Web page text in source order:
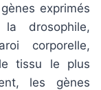
exprimés
drosophile,
corporelle,
tissu le plus
les gènes